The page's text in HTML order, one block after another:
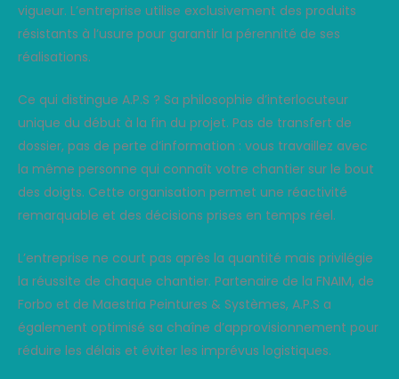
vigueur. L’entreprise utilise exclusivement des produits
résistants à l’usure pour garantir la pérennité de ses
réalisations.
Ce qui distingue A.P.S ? Sa philosophie d’interlocuteur
unique du début à la fin du projet. Pas de transfert de
dossier, pas de perte d’information : vous travaillez avec
la même personne qui connaît votre chantier sur le bout
des doigts. Cette organisation permet une réactivité
remarquable et des décisions prises en temps réel.
L’entreprise ne court pas après la quantité mais privilégie
la réussite de chaque chantier. Partenaire de la FNAIM, de
Forbo et de Maestria Peintures & Systèmes, A.P.S a
également optimisé sa chaîne d’approvisionnement pour
réduire les délais et éviter les imprévus logistiques.